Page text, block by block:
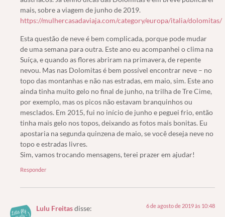
mais, sobre a viagem de junho de 2019.
https://mulhercasadaviaja.com/category/europa/italia/dolomitas/
Esta questão de neve é bem complicada, porque pode mudar
de uma semana para outra. Este ano eu acompanhei o clima na
Suíça, e quando as flores abriram na primavera, de repente
nevou. Mas nas Dolomitas é bem possível encontrar neve – no
topo das montanhas e não nas estradas, em maio, sim. Este ano
ainda tinha muito gelo no final de junho, na trilha de Tre Cime,
por exemplo, mas os picos não estavam branquinhos ou
mesclados. Em 2015, fui no início de junho e peguei frio, então
tinha mais gelo nos topos, deixando as fotos mais bonitas. Eu
apostaria na segunda quinzena de maio, se você deseja neve no
topo e estradas livres.
Sim, vamos trocando mensagens, terei prazer em ajudar!
Responder
Lulu Freitasdisse: 6 de agosto de 2019 às 10:48